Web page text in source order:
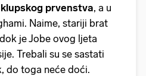
prvenstva, a u
Naime, stariji brat
je Jobe ovog ljeta
Trebali su se sastati
do toga neće doći.